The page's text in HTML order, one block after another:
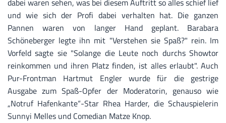
dabei waren sehen, was bei diesem Auftritt so alles schief lief
und wie sich der Profi dabei verhalten hat. Die ganzen
Pannen waren von langer Hand geplant. Barabara
Schöneberger legte ihn mit "Verstehen sie Spaß?" rein. Im
Vorfeld sagte sie "Solange die Leute noch durchs Showtor
reinkommen und ihren Platz finden, ist alles erlaubt". Auch
Pur-Frontman Hartmut Engler wurde für die gestrige
Ausgabe zum Spaß-Opfer der Moderatorin, genauso wie
„Notruf Hafenkante“-Star Rhea Harder, die Schauspielerin
Sunnyi Melles und Comedian Matze Knop.